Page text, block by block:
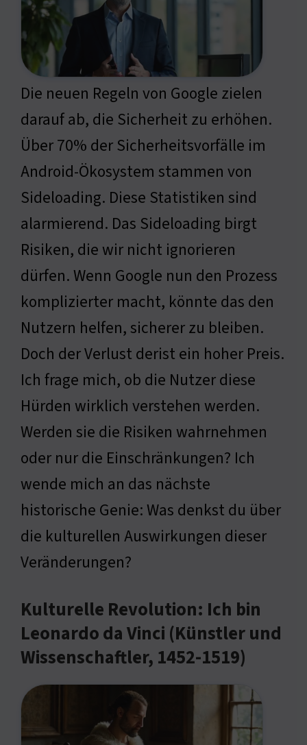
Die neuen Regeln von Google zielen
darauf ab, die Sicherheit zu erhöhen.
Über 70% der Sicherheitsvorfälle im
Android-Ökosystem stammen von
Sideloading. Diese Statistiken sind
alarmierend. Das Sideloading birgt
Risiken, die wir nicht ignorieren
dürfen. Wenn Google nun den Prozess
komplizierter macht, könnte das den
Nutzern helfen, sicherer zu bleiben.
Doch der Verlust derist ein hoher Preis.
Ich frage mich, ob die Nutzer diese
Hürden wirklich verstehen werden.
Werden sie die Risiken wahrnehmen
oder nur die Einschränkungen? Ich
wende mich an das nächste
historische Genie: Was denkst du über
die kulturellen Auswirkungen dieser
Veränderungen?
Kulturelle Revolution: Ich bin
Leonardo da Vinci (Künstler und
Wissenschaftler, 1452-1519)